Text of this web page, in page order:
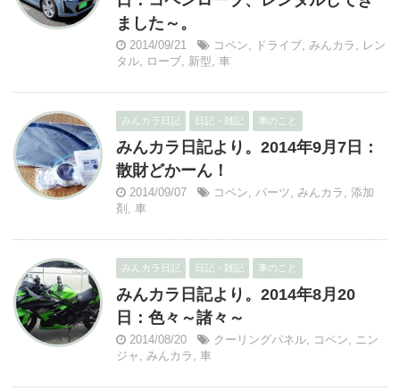
ました～。
2014/09/21 コペン, ドライブ, みんカラ , レン
タル, ローブ, 新型, 車
みんカラ日記 日記・雑記 車のこと
みんカラ日記より。2014年9月7日：
散財どかーん！
2014/09/07 コペン, パーツ, みんカラ , 添加
剤 , 車
みんカラ日記 日記・雑記 車のこと
みんカラ日記より。2014年8月20
日：色々～諸々～
2014/08/20 クーリングパネル, コペン, ニン
ジャ , みんカラ , 車